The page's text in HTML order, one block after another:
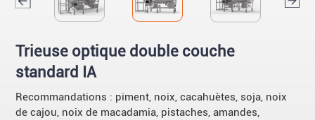
Trieuse optique double couche
standard IA
Recommandations : piment, noix, cacahuètes, soja, noix
de cajou, noix de macadamia, pistaches, amandes,